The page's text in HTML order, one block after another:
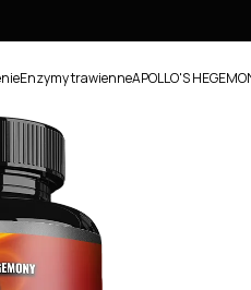
Enzymy trawienneAPOLLO'S